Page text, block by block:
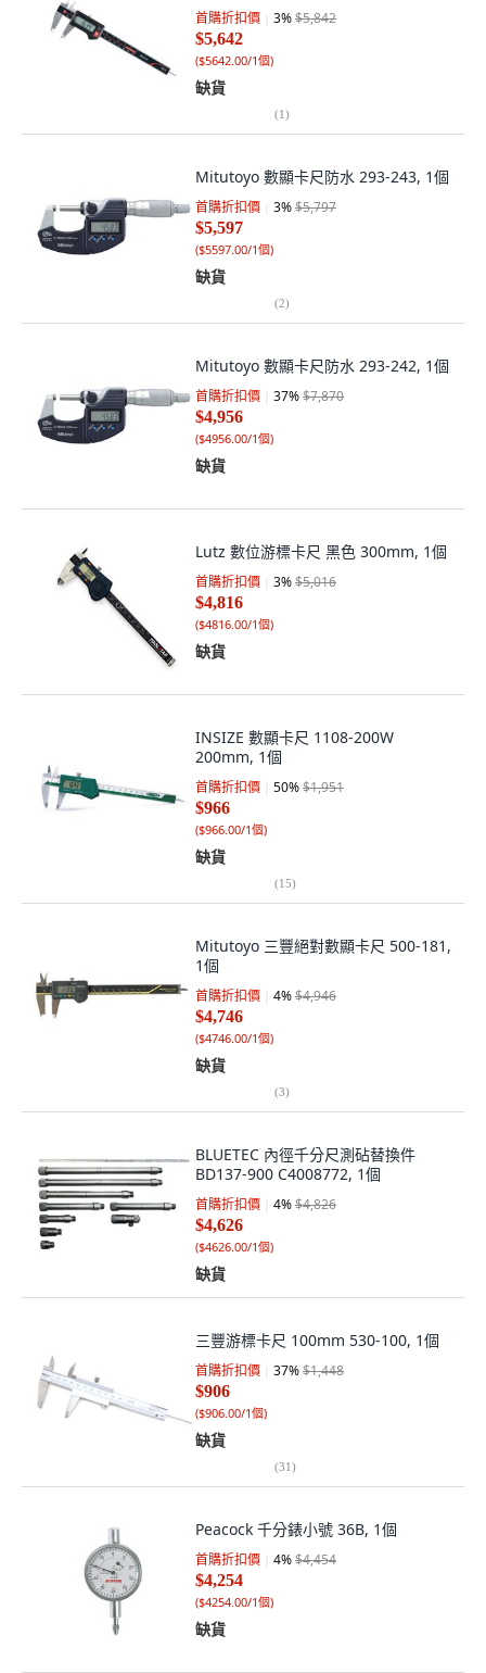
首購折扣價 3%$5,842
$5,642
($5642.00/1個)
缺貨
(1)
Mitutoyo 數顯卡尺防水 293-243, 1個
首購折扣價 3%$5,797
$5,597
($5597.00/1個)
缺貨
(2)
Mitutoyo 數顯卡尺防水 293-242, 1個
首購折扣價 37%$7,870
$4,956
($4956.00/1個)
缺貨
Lutz 數位游標卡尺 黑色 300mm, 1個
首購折扣價 3%$5,016
$4,816
($4816.00/1個)
缺貨
INSIZE 數顯卡尺 1108-200W
200mm, 1個
首購折扣價 50%$1,951
$966
($966.00/1個)
缺貨
(15)
Mitutoyo 三豐絕對數顯卡尺 500-181,
1個
首購折扣價 4%$4,946
$4,746
($4746.00/1個)
缺貨
(3)
BLUETEC 內徑千分尺測砧替換件
BD137-900 C4008772, 1個
首購折扣價 4%$4,826
$4,626
($4626.00/1個)
缺貨
三豐游標卡尺 100mm 530-100, 1個
首購折扣價 37%$1,448
$906
($906.00/1個)
缺貨
(31)
Peacock 千分錶小號 36B, 1個
首購折扣價 4%$4,454
$4,254
($4254.00/1個)
缺貨